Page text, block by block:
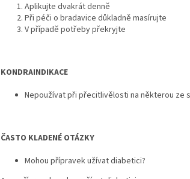
Aplikujte dvakrát denně
Při péči o bradavice důkladně masírujte
V případě potřeby překryjte
KONDRAINDIKACE
Nepoužívat při přecitlivělosti na některou ze
ČASTO KLADENÉ OTÁZKY
Mohou přípravek užívat diabetici?